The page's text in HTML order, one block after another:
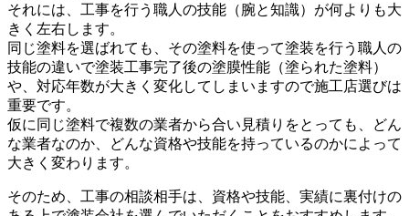
それには、 工事を行う職人の技能（腕と知識）が何よりも大
きく左右します。
同じ塗料を選ばれても、その塗料を使って塗装を行う職人の
技能の違いで塗装工事完了後の塗膜性能（塗られた塗料）
や、対応年数が大きく変化してしまいますので施工店選びは
重要です。
仮に同じ塗料で複数の業者から合い見積りをとっても、どん
な業者なのか、どんな資格や技能を持っているのかによって
大きく変わります。
そのため、工事の相談相手は、資格や技能、実績に裏付けの